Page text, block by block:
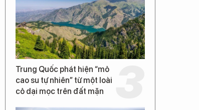
Trung Quốc phát hiện “mỏ
cao su tự nhiên” từ một loài
cỏ dại mọc trên đất mặn